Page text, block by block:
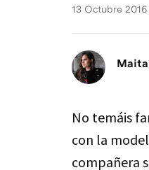
13 Octubre 2016
No temáis
con la
compañera